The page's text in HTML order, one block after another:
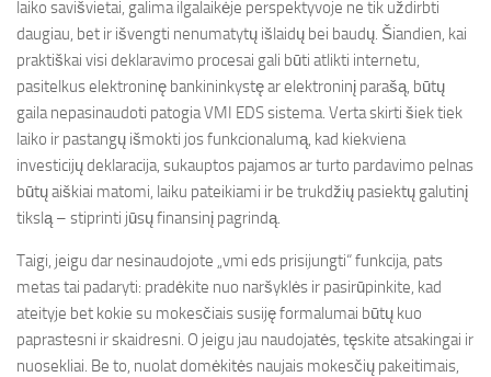
laiko savišvietai, galima ilgalaikėje perspektyvoje ne tik uždirbti
daugiau, bet ir išvengti nenumatytų išlaidų bei baudų. Šiandien, kai
praktiškai visi deklaravimo procesai gali būti atlikti internetu,
pasitelkus elektroninę bankininkystę ar elektroninį parašą, būtų
gaila nepasinaudoti patogia VMI EDS sistema. Verta skirti šiek tiek
laiko ir pastangų išmokti jos funkcionalumą, kad kiekviena
investicijų deklaracija, sukauptos pajamos ar turto pardavimo pelnas
būtų aiškiai matomi, laiku pateikiami ir be trukdžių pasiektų galutinį
tikslą – stiprinti jūsų finansinį pagrindą.
Taigi, jeigu dar nesinaudojote „vmi eds prisijungti“ funkcija, pats
metas tai padaryti: pradėkite nuo naršyklės ir pasirūpinkite, kad
ateityje bet kokie su mokesčiais susiję formalumai būtų kuo
paprastesni ir skaidresni. O jeigu jau naudojatės, tęskite atsakingai ir
nuosekliai. Be to, nuolat domėkitės naujais mokesčių pakeitimais,